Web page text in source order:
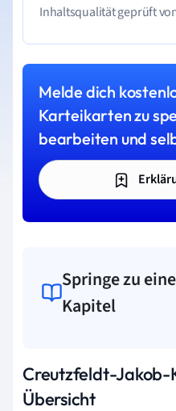
Inhaltsqualität geprüft
Melde dich
Karteikarten zu
bearbeiten und
Springe zu
Kapitel
Creutzfeldt-Jakob-
Übersicht